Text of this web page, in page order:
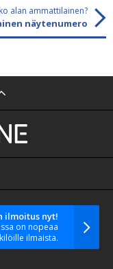
alan ammattilainen?
näytenumero
ilmoitus nyt!
on nopeaa
ilmaista.